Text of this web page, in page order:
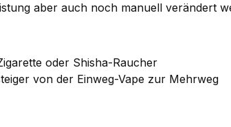
aber auch noch manuell verändert
oder Shisha-Raucher
von der Einweg-Vape zur Mehrweg